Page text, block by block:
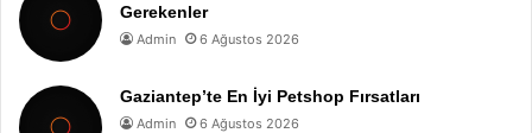
Gerekenler
Admin 6 Ağustos 2026
Gaziantep’te En İyi Petshop Fırsatları
Admin 6 Ağustos 2026